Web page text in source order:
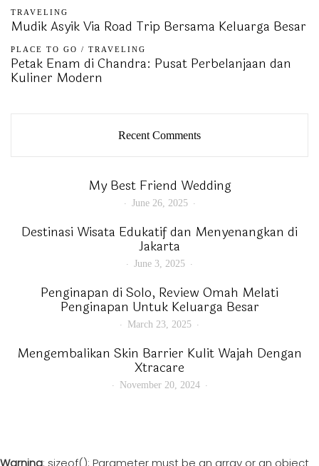
TRAVELING
Mudik Asyik Via Road Trip Bersama Keluarga Besar
PLACE TO GO / TRAVELING
Petak Enam di Chandra: Pusat Perbelanjaan dan
Kuliner Modern
Recent Comments
My Best Friend Wedding
June 26, 2025
Destinasi Wisata Edukatif dan Menyenangkan di
Jakarta
June 3, 2025
Penginapan di Solo, Review Omah Melati
Penginapan Untuk Keluarga Besar
March 23, 2025
Mengembalikan Skin Barrier Kulit Wajah Dengan
Xtracare
November 20, 2024
Warning: sizeof(): Parameter must be an array or an object